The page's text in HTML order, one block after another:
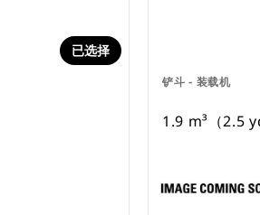
已选择
铲斗 - 装载机
1.9 m³（2.5